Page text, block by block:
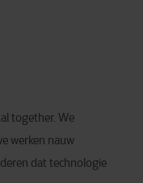
together. We
werken nauw
dat technologie